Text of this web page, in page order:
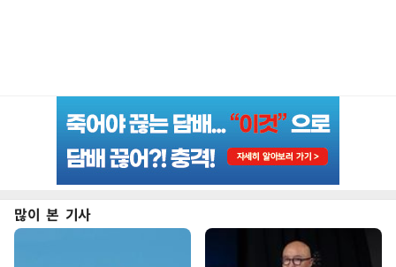
많이 본 기사